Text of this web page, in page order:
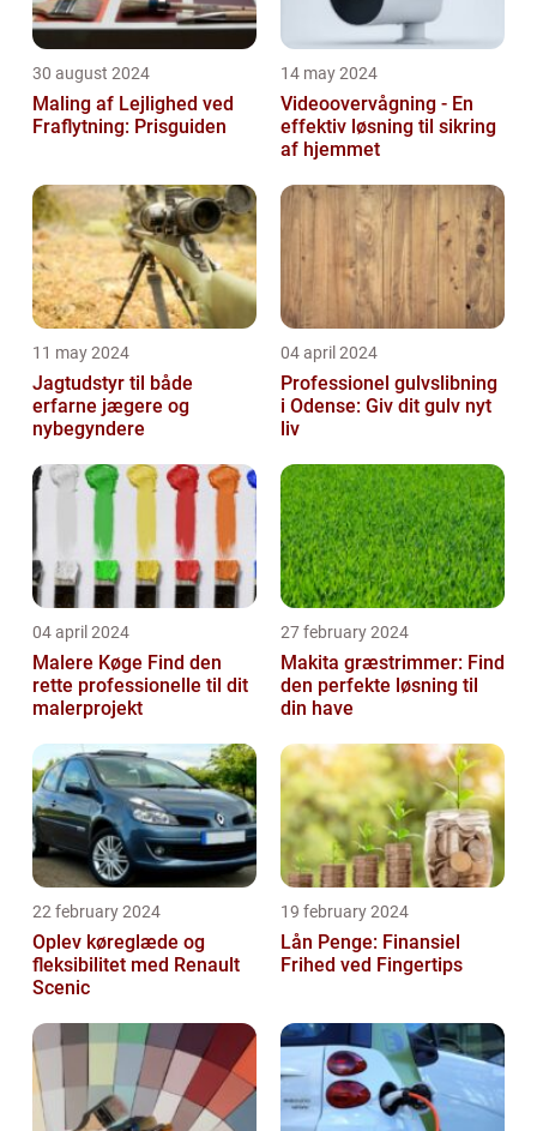
30 august 2024
Maling af Lejlighed ved
Fraflytning: Prisguiden
14 may 2024
Videoovervågning - En
effektiv løsning til sikring
af hjemmet
11 may 2024
Jagtudstyr til både
erfarne jægere og
nybegyndere
04 april 2024
Professionel gulvslibning
i Odense: Giv dit gulv nyt
liv
04 april 2024
Malere Køge Find den
rette professionelle til dit
malerprojekt
27 february 2024
Makita græstrimmer: Find
den perfekte løsning til
din have
22 february 2024
Oplev køreglæde og
fleksibilitet med Renault
Scenic
19 february 2024
Lån Penge: Finansiel
Frihed ved Fingertips